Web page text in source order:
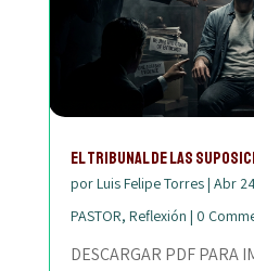
El tribunal de las
porLuis Felipe Torres| Abr
PASTOR, Reflexión | 0
DESCARGAR PDF